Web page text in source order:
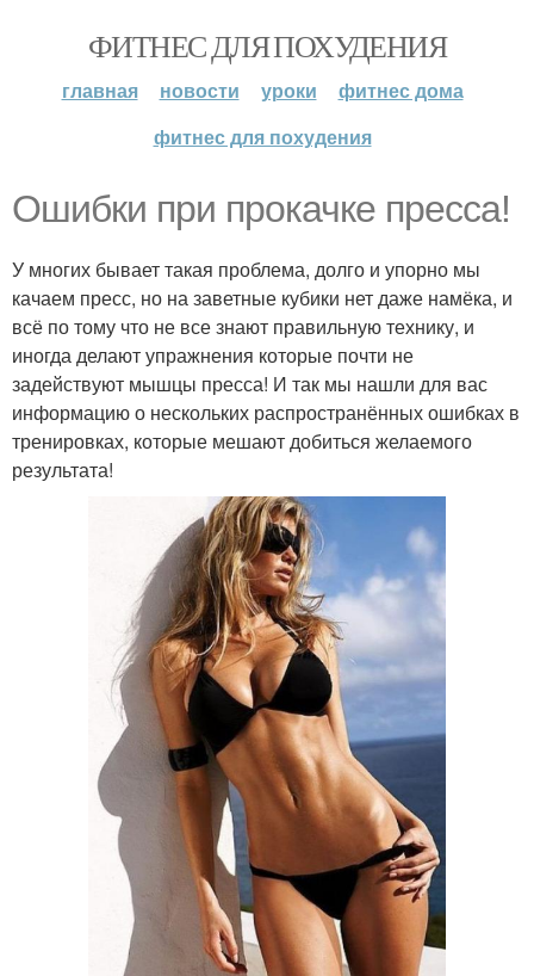
ФИТНЕС ДЛЯ ПОХУДЕНИЯ
главная новости уроки
фитнес дома
фитнес для похудения
Ошибки при прокачке пресса!
У многих бывает такая проблема, долго и упорно мы
качаем пресс, но на заветные кубики нет даже намёка, и
всё по тому что не все знают правильную технику, и
иногда делают упражнения которые почти не
задействуют мышцы пресса! И так мы нашли для вас
информацию о нескольких распространённых ошибках в
тренировках, которые мешают добиться желаемого
результата!